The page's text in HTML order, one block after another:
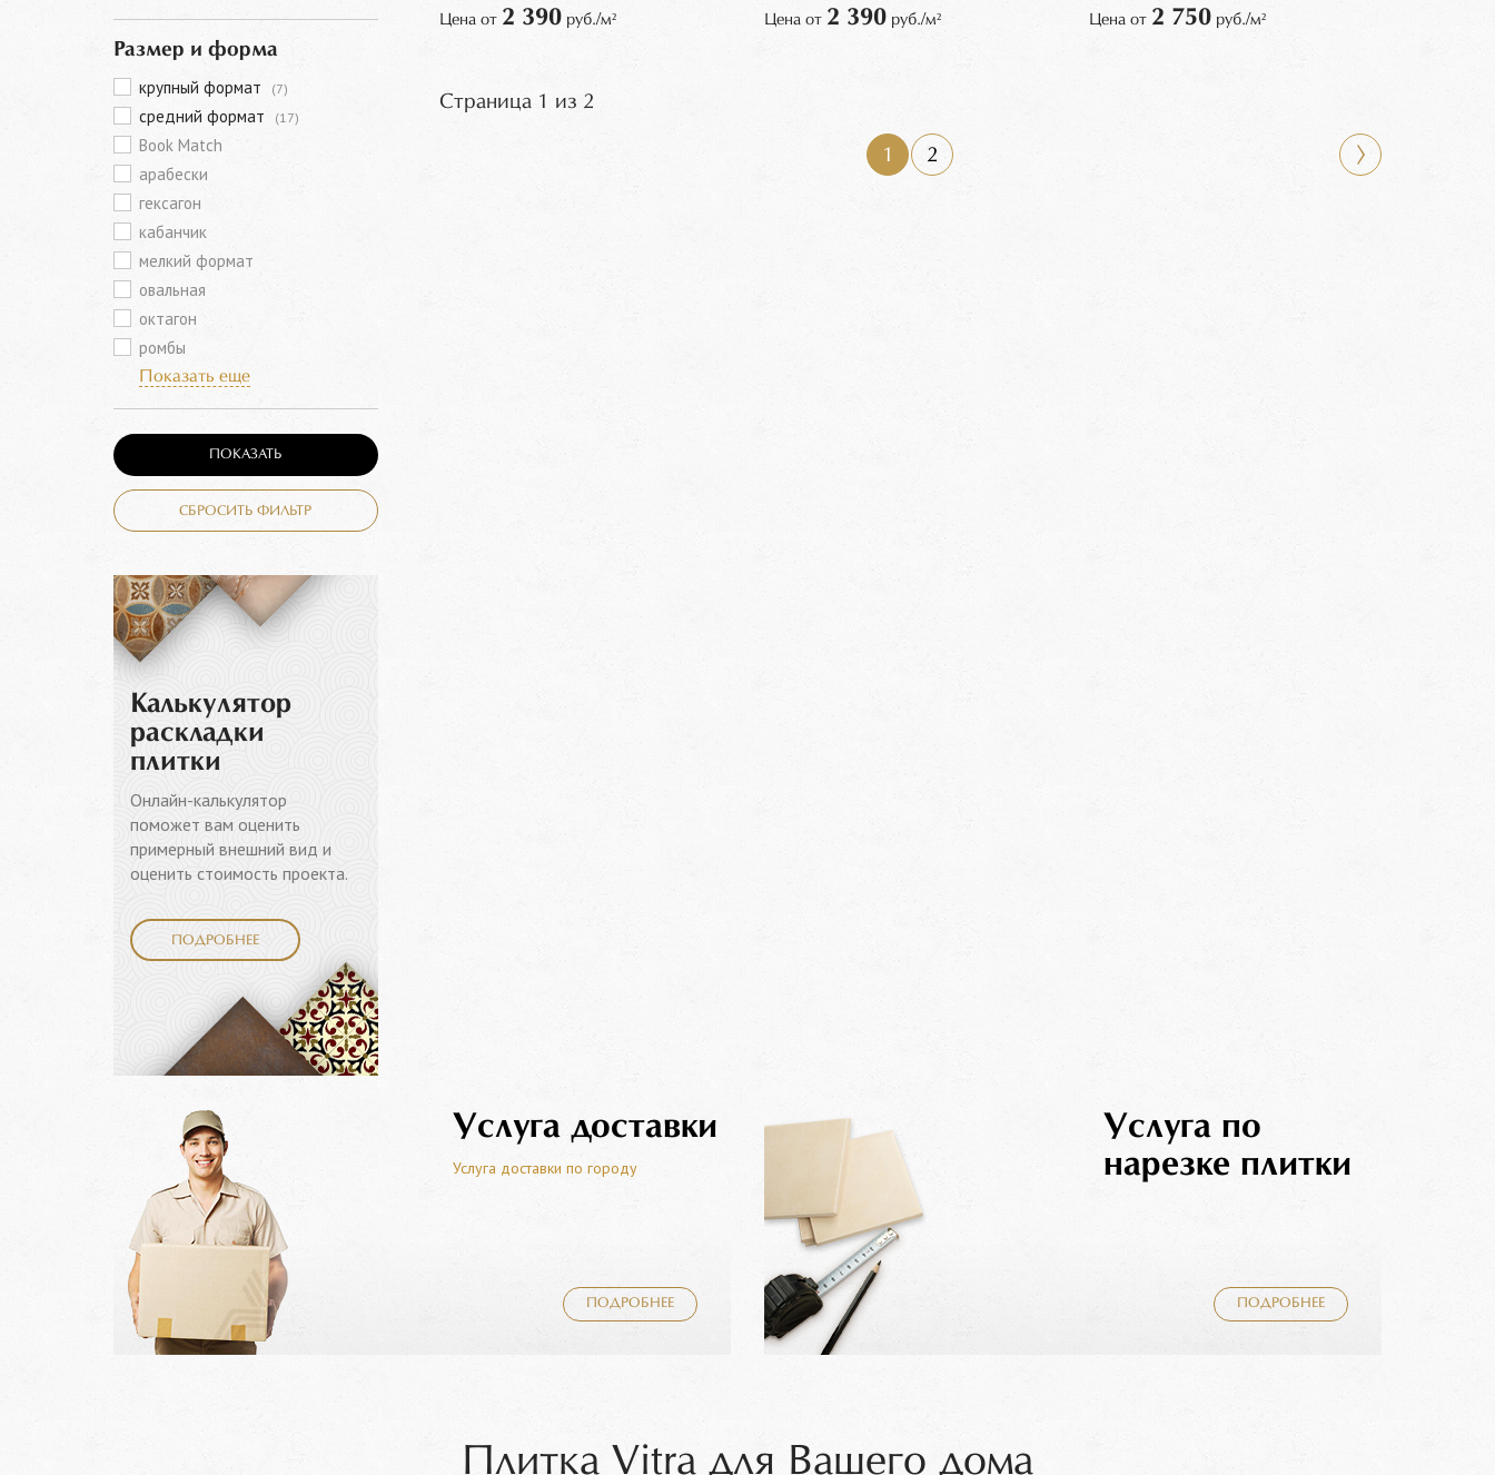
Размер и форма
крупный формат (7)
средний формат (17)
Book Match
арабески
гексагон
кабанчик
мелкий формат
овальная
октагон
ромбы
Показать еще
ПОКАЗАТЬ
СБРОСИТЬ ФИЛЬТР
Калькулятор
раскладки
плитки
Онлайн-калькулятор
поможет вам оценить
примерный внешний вид и
оценить стоимость проекта.
ПОДРОБНЕЕ
Цена от 2 390руб./м² Цена от 2 390руб./м² Цена от 2 750 руб./м²
Страница 1 из 2
1 2
Услуга доставки
Услуга доставки по городу
ПОДРОБНЕЕ
Услуга по
нарезке плитки
ПОДРОБНЕЕ
Плитка Vitra для Вашего дома